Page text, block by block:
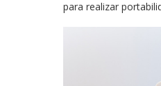
para realizar